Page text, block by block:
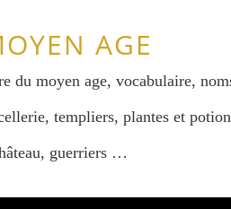
AGE
moyen age, vocabulaire,
templiers, plantes et
guerriers …